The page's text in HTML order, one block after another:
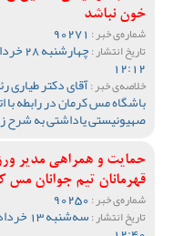
خون نباشد
شماره‌ی خبر :
تاریخ انتشار :
12:12
خلاصه‌ی خبر :آقای دکتر
باشگاه مس کرمان در رابطه
صهیونیستی یاداشتی به شرح
حمایت و همراهی مدیر
قهرمانان تیم جوانان مس
شماره‌ی خبر :
تاریخ انتشار :